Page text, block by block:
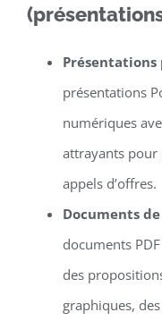
Présentations
présentations
numériques
attrayants pour
appels d’offres.
Documents
documents
des
graphiques,